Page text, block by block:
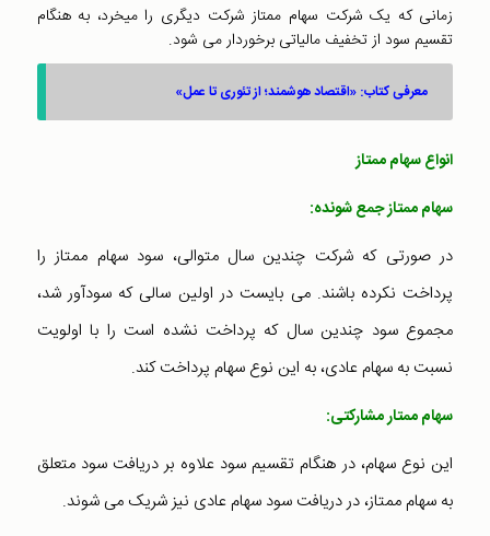
زمانی که یک شرکت سهام ممتاز شرکت دیگری را میخرد‌، به هنگام
تقسیم سود از تخفیف مالیاتی بر‌خوردار می شود‌.
معرفی کتاب: «اقتصاد هوشمند؛ از تئوری تا عمل»
انواع سهام ممتاز
سهام ممتاز جمع شونده‌:
در صورتی که شرکت چندین سال متوالی، سود سهام ممتاز را
پرداخت نکرده باشند. می بایست در اولین سالی که سودآور شد،
مجموع سود چندین سال که پرداخت نشده است را با اولویت
نسبت به سهام عادی، به این نوع سهام پرداخت کند.
سهام ممتار مشارکتی:
این نوع سهام، در هنگام تقسیم سود علاوه بر دریافت سود متعلق
به سهام ممتاز، در دریافت سود سهام عادی نیز شریک می شوند.